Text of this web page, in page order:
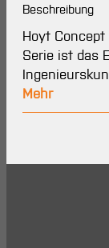
Beschreibung
Hoyt
Serie ist das
Mehr